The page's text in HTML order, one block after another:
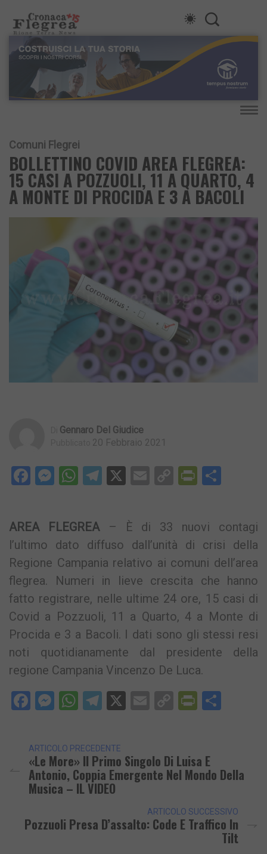
Comuni Flegrei
BOLLETTINO COVID AREA FLEGREA:
15 CASI A POZZUOLI, 11 A QUARTO, 4
A MONTE DI PROCIDA E 3 A BACOLI
Gennaro Del Giudice
20 Febbraio 2021
Facebook
Messenger
WhatsApp
Telegram
X EmailCopy
AREA FLEGREA– È di 33 nuovi contagi
l’ultimo dato diffuso dall’unità di crisi della
Regione Campania relativo ai comuni dell’area
flegrea. Numeri in lieve crescita che hanno
fatto registrare, nelle ultime 24 ore, 15 casi di
Covid a Pozzuoli, 11 a Quarto, 4 a Monte di
Procida e 3 a Bacoli. I dati sono gli stessi resi
noti quotidianamente dal presidente della
regione Campania Vincenzo De Luca.
Facebook
Messenger
WhatsApp
Telegram
X EmailCopy
ARTICOLO PRECEDENTE
«Le More» Il Primo Singolo Di Luisa E
Antonio, Coppia Emergente Nel Mondo Della
Musica – IL VIDEO
ARTICOLO SUCCESSIVO
Pozzuoli Presa D’assalto: Code E Traffico In
Tilt